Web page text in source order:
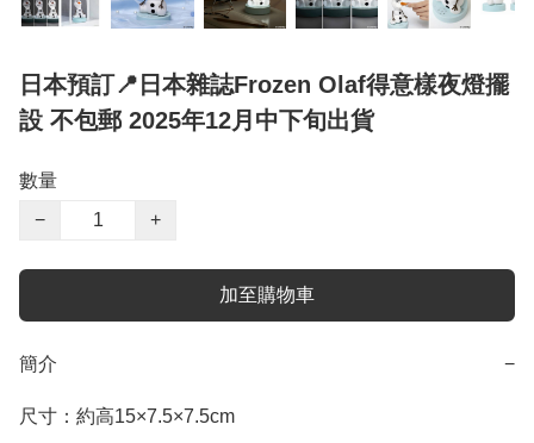
日本預訂📍日本雜誌Frozen Olaf得意樣夜燈擺
設 不包郵 2025年12月中下旬出貨
數量
−
+
加至購物車
簡介 −
尺寸：約高15×7.5×7.5cm